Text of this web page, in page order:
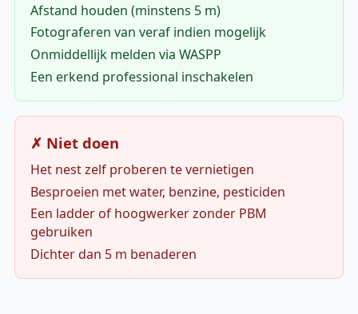
Afstand houden (minstens 5 m)
Fotograferen van veraf indien mogelijk
Onmiddellijk melden via WASPP
Een erkend professional inschakelen
✗ Niet doen
Het nest zelf proberen te vernietigen
Besproeien met water, benzine, pesticiden
Een ladder of hoogwerker zonder PBM
gebruiken
Dichter dan 5 m benaderen